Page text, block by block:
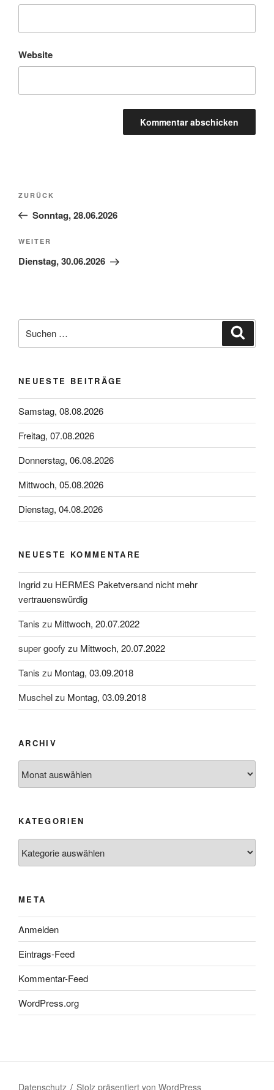
Website
Beitragsnavigation
Vorheriger
Beitrag
ZURÜCK
Sonntag, 28.06.2026
Nächster
Beitrag
WEITER
Dienstag, 30.06.2026
nach:
NEUESTE BEITRÄGE
Samstag, 08.08.2026
Freitag, 07.08.2026
Donnerstag, 06.08.2026
Mittwoch, 05.08.2026
Dienstag, 04.08.2026
NEUESTE KOMMENTARE
Ingridzu HERMES Paketversand nicht mehr
vertrauenswürdig
Tanis zu Mittwoch, 20.07.2022
super goofy zu Mittwoch, 20.07.2022
Tanis zu Montag, 03.09.2018
Muschelzu Montag, 03.09.2018
ARCHIV
KATEGORIEN
META
Anmelden
Eintrags-Feed
Kommentar-Feed
WordPress.org
Datenschutz Stolz präsentiert von WordPress